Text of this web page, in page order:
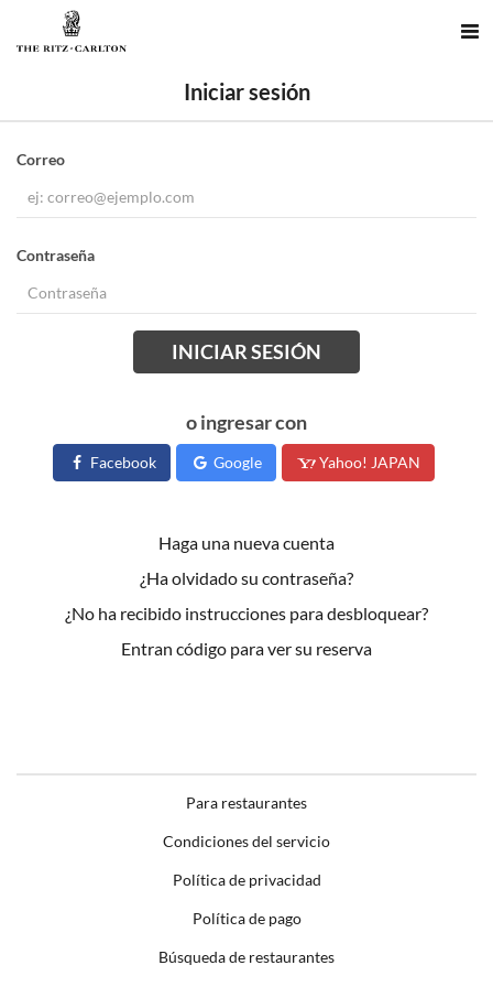
Iniciar sesión
Correo
Contraseña
INICIAR SESIÓN
o ingresar con
Facebook Google Yahoo! JAPAN
Haga una nueva cuenta
¿Ha olvidado su contraseña?
¿No ha recibido instrucciones para desbloquear?
Entran código para ver su reserva
Para restaurantes
Condiciones del servicio
Política de privacidad
Política de pago
Búsqueda de restaurantes